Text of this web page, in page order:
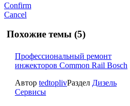
Confirm
Cancel
Похожие темы (5)
Профессиональный ремонт
инжекторов Common Rail Bosch
Автор tedtoplivРаздел Дизель
Сервисы